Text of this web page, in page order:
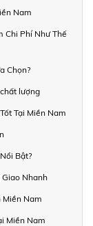
Nam
Chi Phí Như Thế
Chọn?
lượng
Tại Miền Nam
Bật?
Giao Nhanh
Miền Nam
Miền Nam